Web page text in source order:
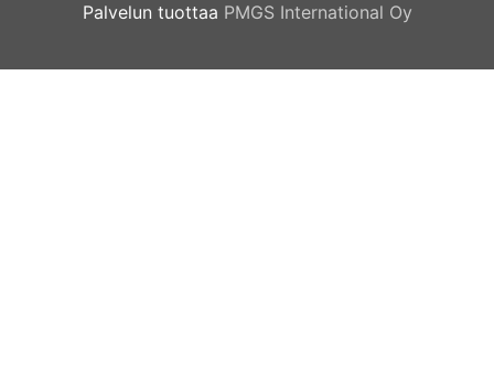
Palvelun tuottaa PMGS International Oy